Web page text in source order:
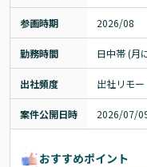
参画時期 2026/08
勤務時間 日中帯 (月
出社頻度 出社リモ
案件公開日時 2026/07/
おすすめポイント